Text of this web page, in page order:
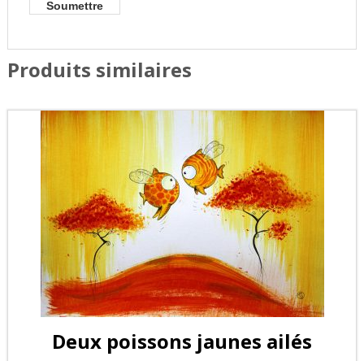
Produits similaires
Deux poissons jaunes ailés